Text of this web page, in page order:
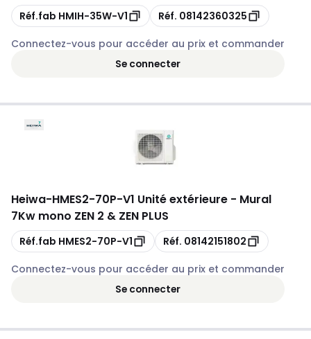
Copie
Réf.fab HMIH-35W-V1 Copie
Réf. 08142360325
Connectez-vous pour accéder au prix et commander
Se connecter
Heiwa-HMES2-70P-V1 Unité extérieure - Mural
7Kw mono ZEN 2 & ZEN PLUS
Copie
Réf.fab HMES2-70P-V1 Copie
Réf. 08142151802
Connectez-vous pour accéder au prix et commander
Se connecter